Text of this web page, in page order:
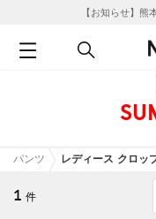
【お知らせ】熊
パンツ
レディース クロッ
1 件